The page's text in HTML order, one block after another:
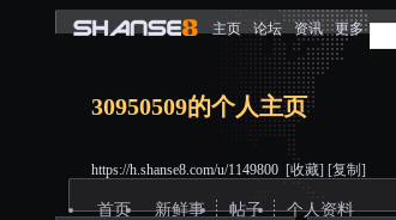
主页 论坛 资讯 更多
30950509的个人主页
https://h.shanse8.com/u/1149800 [收藏] [复制]
首页 新鲜事 帖子 个人资料